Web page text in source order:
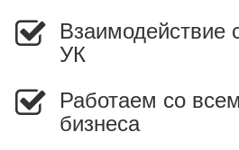
УК
Работаем со
бизнеса